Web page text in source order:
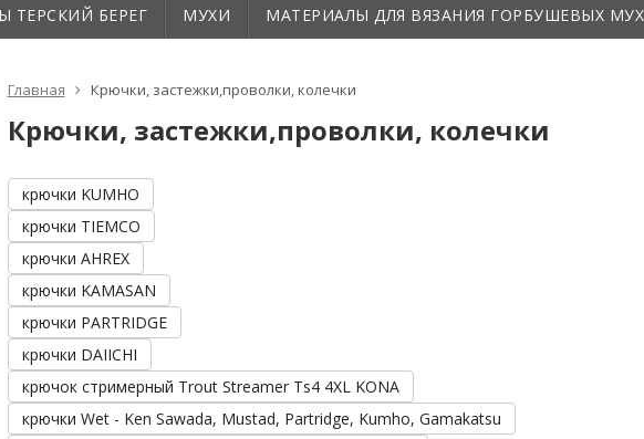
ТЕРСКИЙ БЕРЕГ МУХИ МАТЕРИАЛЫ ДЛЯ ВЯЗАНИЯ ГОРБУШЕВЫХ МУХ
Главная Крючки, застежки,проволки, колечки
Крючки, застежки,проволки, колечки
крючки KUMHO
крючки TIEMCO
крючки AHREX
крючки KAMASAN
крючки PARTRIDGE
крючки DAIICHI
крючок стримерный Trout Streamer Ts4 4XL KONA
крючки Wet - Ken Sawada, Mustad, Partridge, Kumho, Gamakatsu